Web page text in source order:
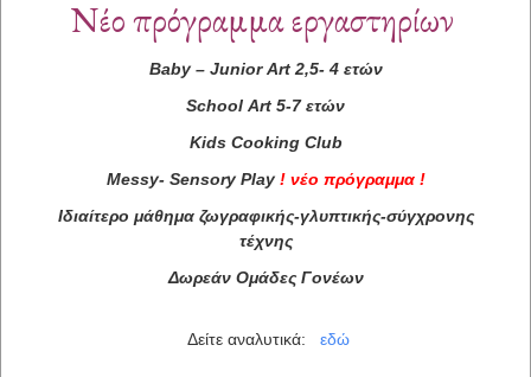
Νέο πρόγραμμα εργαστηρίων
Baby– Junior Art2,5- 4 ετών
School Art 5-7 ετών
Kids Cooking Club
Messy- Sensory Play ! νέο πρόγραμμα !
Ιδιαίτερο μάθημα ζωγραφικής-γλυπτικής-σύγχρονης
τέχνης
Δωρεάν Ομάδες Γονέων
Δείτε αναλυτικά: εδώ